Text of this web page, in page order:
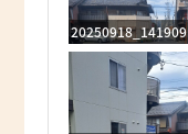
20250918_141909